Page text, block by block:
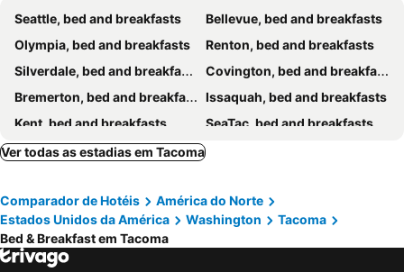
Seattle, bed and breakfasts
Bellevue, bed and breakfasts
Olympia, bed and breakfasts
Renton, bed and breakfasts
Silverdale, bed and breakfasts
Covington, bed and breakfasts
Bremerton, bed and breakfasts
Issaquah, bed and breakfasts
Kent, bed and breakfasts
SeaTac, bed and breakfasts
Ver todas as estadias em Tacoma
Comparador de Hotéis
América do Norte
Estados Unidos da América
Washington
Tacoma
Bed & Breakfast em Tacoma